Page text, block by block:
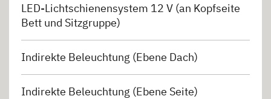
LED-Lichtschienensystem 12 V (an Kopfseite
Bett und Sitzgruppe)
Indirekte Beleuchtung (Ebene Dach)
Indirekte Beleuchtung (Ebene Seite)